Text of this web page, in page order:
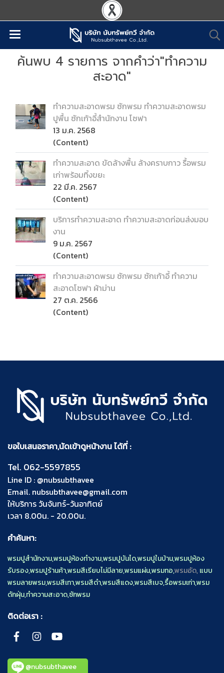
ค้นพบ 4 รายการ จากคำว่า"ทำความ
สะอาด"
ทำความสะอาดพรม ซักพรม ทำความสะอาดพรม
ปูพื้น ซักเก้าอี้สำนักงาน โซฟา
13 ม.ค. 2568
(Content)
ทำความสะอาด ขัดล้างพื้น ล้างคราบกาว รื้อพรม
เก่าพร้อมทิ้งขยะ
22 มี.ค. 2567
(Content)
บริการทำความสะอาด ทำความสะอาดก่อนส่งมอบ
งาน
9 ม.ค. 2567
(Content)
ทำความสะอาดพรม ซักพรม ซักเก้าอี้ ทำความ
สะอาดโซฟา ผ้าม่าน
27 ต.ค. 2566
(Content)
ขอใบเสนอราคา,นัดเข้าดูหน้างาน ได้ที่ :
Tel. 062-5597855
Line ID : @nubsubthavee
Email. nubsubthavee@gmail.com
ให้บริการ วันจันทร์-วันอาทิตย์
เวลา 8.00น. - 20.00น.
คำค้นหา:
พรมปูสำนักงาน,พรมปูห้องทำงาน,พรมปูบันได,พรมปูในบ้าน,พรมปูห้อง
รับรอง,พรมปูร้านค้า,พรมสีเรียบไม่มีลาย,พรมแผ่น,พรมทอ,พรมอัด,แบบ
พรมลายพรม,พรมสีเทา,พรมสีดำ,พรมสีแดง,พรมสีเบจ,รื้อพรมเก่า,พรม
ดักฝุ่น,ทำความสะอาด,ซักพรม
ติดต่อเรา :
@nubsubthavee